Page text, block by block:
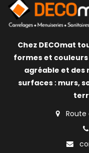
Chez DECOmat
formes et
agréable et des
surfaces : murs,
Route